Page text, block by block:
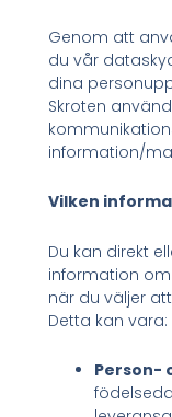
Genom att
du vår
dina
Skroten
information/
Vilken
Du kan direkt
information
när du väljer
Detta kan vara:
Person-